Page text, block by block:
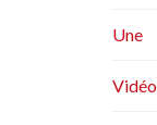
Une
Vidéo